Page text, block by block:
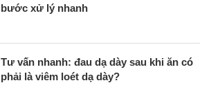
bước xử lý nhanh
Tư vấn nhanh: đau dạ dày sau khi ăn có
phải là viêm loét dạ dày?